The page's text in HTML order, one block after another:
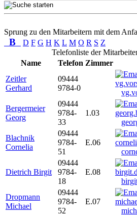
Sprung zu den Mitarbeitern mit dem
B D F G H K L M O R S Z
Telefonliste der
Name
Telefon Zimmer
Zeitler
Gerhard
09444
9784-0
Bergermeier
Georg
09444
9784-
33
1.03
Blachnik
Cornelia
09444
9784-
51
E.06
Dietrich Birgit
09444
9784-
18
E.08
Dropmann
Michael
09444
9784-
52
E.07